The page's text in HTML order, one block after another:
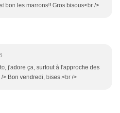
bon les marrons!! Gros bisous<br />
j'adore ça, surtout à l'approche des
> Bon vendredi, bises.<br />